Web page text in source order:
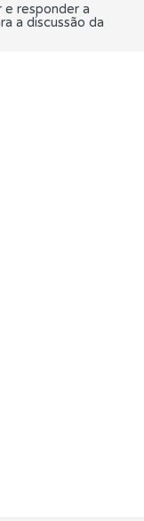
e responder a
a discussão da